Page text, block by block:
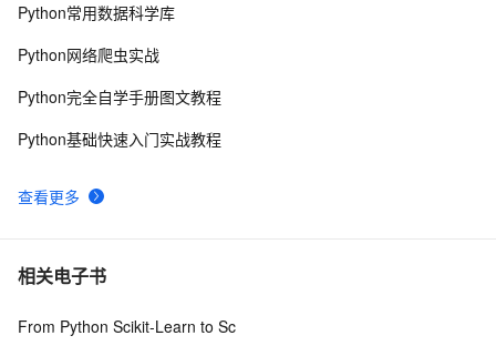
10Python PIL远程命令执行漏洞复现(CVE-2017-8291
查看更多
Python常用数据科学库
Python网络爬虫实战
Python完全自学手册图文教程
Python基础快速入门实战教程
相关电子书
From Python Scikit-Learn to Sc